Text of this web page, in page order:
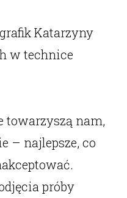
Katarzyny
w technice
towarzyszą nam,
– najlepsze, co
próby